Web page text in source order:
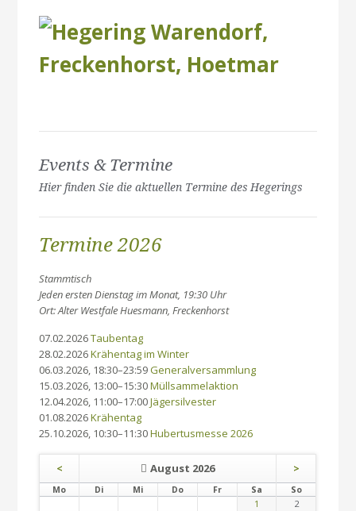
Events & Termine
Hier finden Sie die aktuellen Termine des Hegerings
Termine 2026
Stammtisch
Jeden ersten Dienstag im Monat, 19:30 Uhr
Ort: Alter Westfale Huesmann, Freckenhorst
07.02.2026Taubentag
28.02.2026Krähentag im Winter
06.03.2026, 18:30–23:59Generalversammlung
15.03.2026, 13:00–15:30Müllsammelaktion
12.04.2026, 11:00–17:00Jägersilvester
01.08.2026Krähentag
25.10.2026, 10:30–11:30Hubertusmesse 2026
< August 2026 >
Montag Dienstag MittwochDonnerstag
Freitag Sa Sonntag
1
2